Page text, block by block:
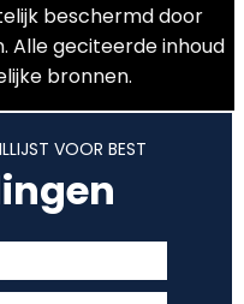
beschermd door
Alle geciteerde inhoud
bronnen.
VOOR BEST